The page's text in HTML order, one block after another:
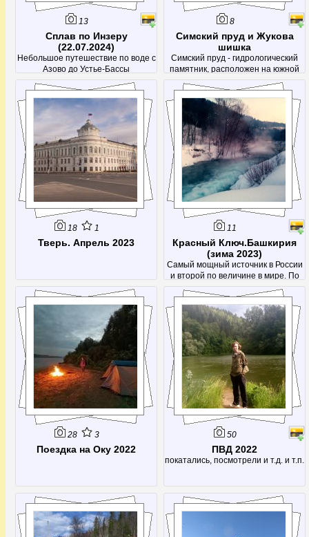
13
Сплав по Инзеру
(22.07.2024)
Небольшое путешествие по воде с
Азово до Устье-Бассы
8
Симский пруд и Жукова
шишка
Симский пруд - гидрологический
памятник, расположен на южной
окраине города Сим (Ашинский
район). Получил название от
посёлка, тот в свою очередь – от
реки Сим.
18 1
Тверь. Апрель 2023
11
Красный Ключ.Башкирия
(зима 2023)
Самый мощный источник в России
и второй по величине в мире. По
расходу воды (14,7 кубометров в
секунду) его немного опережает
только источник Фонтен де Воклюз
во Франции, да и то лишь в летнее
время - во время таяния снегов
расход возрастает многократно,
28 3
Поездка на Оку 2022
50
ПВД 2022
покатались, посмотрели и т.д. и т.п.